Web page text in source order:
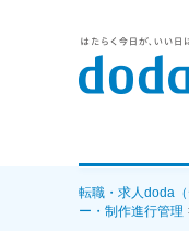
詳細条件か
転職・求人doda
ー・制作進行管理